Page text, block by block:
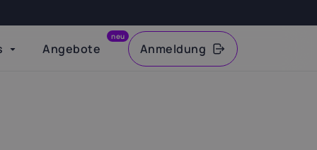
neu
Angebote Anmeldung
VAT